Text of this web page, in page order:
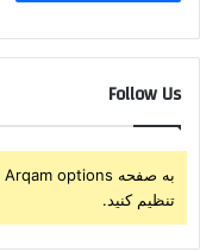
Follow Us
تنظیم کنید.